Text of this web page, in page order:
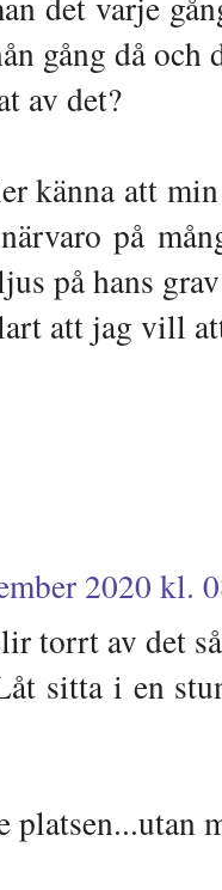
gång då och
av det?
känna att
på
på hans
att jag vill
2020 kl.
torrt av det
sitta i en
platsen...utan